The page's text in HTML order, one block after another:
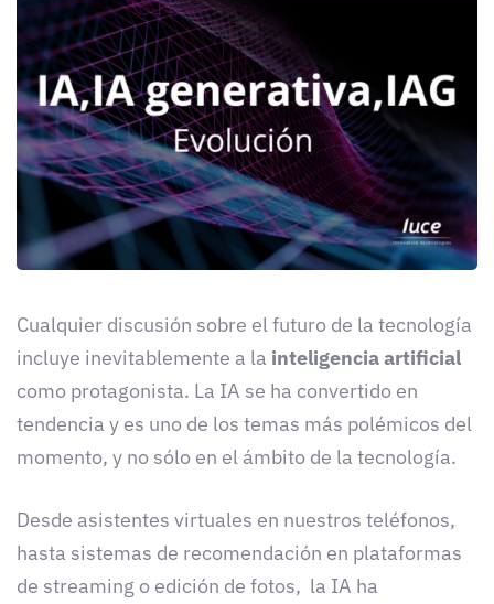
Cualquier discusión sobre el futuro de la tecnología
incluye inevitablemente a la inteligencia artificial
como protagonista. La IA se ha convertido en
tendencia y es uno de los temas más polémicos del
momento, y no sólo en el ámbito de la tecnología.
Desde asistentes virtuales en nuestros teléfonos,
hasta sistemas de recomendación en plataformas
de streaming o edición de fotos, la IA ha